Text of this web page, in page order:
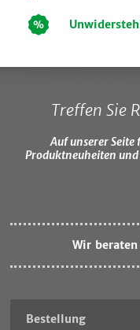
Treffen Sie
Auf unserer Seite
Produktneuheiten
Wir
Bestellung